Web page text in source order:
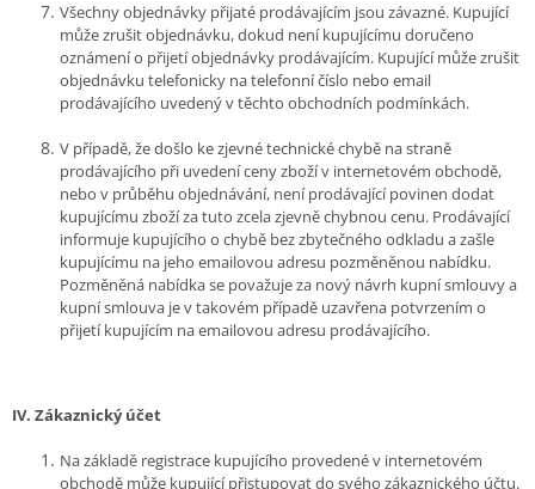
Všechny objednávky přijaté prodávajícím jsou závazné. Kupující
může zrušit objednávku, dokud není kupujícímu doručeno
oznámení o přijetí objednávky prodávajícím. Kupující může zrušit
objednávku telefonicky na telefonní číslo nebo email
prodávajícího uvedený v těchto obchodních podmínkách.
V případě, že došlo ke zjevné technické chybě na straně
prodávajícího při uvedení ceny zboží v internetovém obchodě,
nebo v průběhu objednávání, není prodávající povinen dodat
kupujícímu zboží za tuto zcela zjevně chybnou cenu. Prodávající
informuje kupujícího o chybě bez zbytečného odkladu a zašle
kupujícímu na jeho emailovou adresu pozměněnou nabídku.
Pozměněná nabídka se považuje za nový návrh kupní smlouvy a
kupní smlouva je v takovém případě uzavřena potvrzením o
přijetí kupujícím na emailovou adresu prodávajícího.
IV. Zákaznický účet
Na základě registrace kupujícího provedené v internetovém
obchodě může kupující přistupovat do svého zákaznického účtu.